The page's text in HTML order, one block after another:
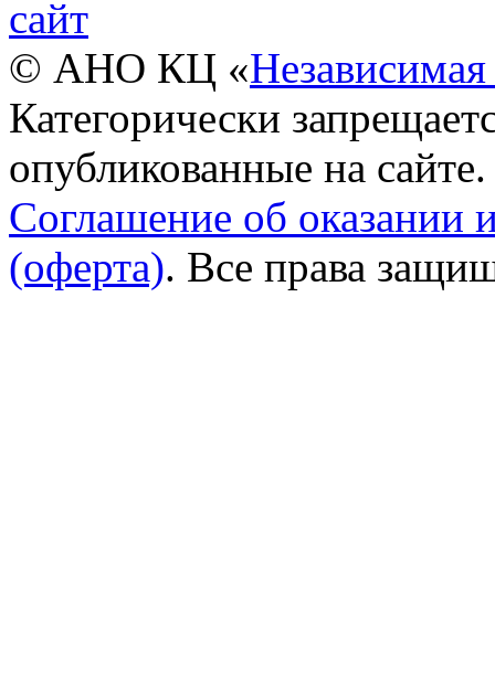
© АНО КЦ «Независимая
Категорически
опубликованные на сайте.
Соглашение об оказании
(оферта). Все права